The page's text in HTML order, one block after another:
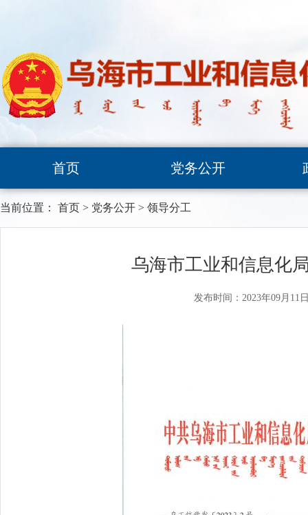
首页 党务公开
当前位置： 首页 > 党务公开 > 领导分工
乌海市工业和信息化
发布时间：2023年09月11